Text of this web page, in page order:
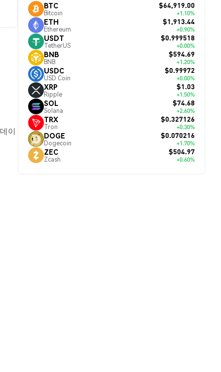
이
BTC
Bitcoin
$64,919.00
+1.10%
ETH
Ethereum
$1,913.44
+0.90%
USDT
TetherUS
$0.999518
+0.00%
BNB
BNB
$594.69
+1.20%
USDC
USD Coin
$0.99972
+0.00%
XRP
Ripple
$1.03
+1.50%
SOL
Solana
$74.68
+2.60%
TRX
Tron
$0.327126
+0.30%
DOGE
Dogecoin
$0.070216
+1.70%
ZEC
Zcash
$504.97
+0.60%